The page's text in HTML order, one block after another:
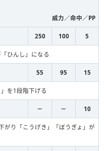
威力／命中／PP
250 100 5
ひんし」になる
55 95 15
を1段階下げる
－ － 10
がり「こうげき」「ぼうぎょ」が